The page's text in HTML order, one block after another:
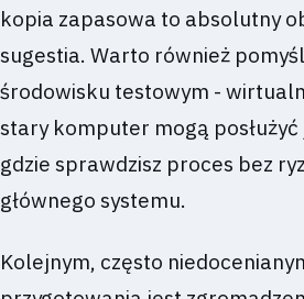
kopia zapasowa to absolutny
sugestia. Warto również
środowisku testowym -
stary komputer mogą
gdzie sprawdzisz proces bez
głównego systemu.
Kolejnym, często